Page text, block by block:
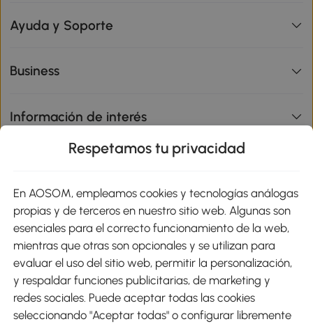
Ayuda y Soporte
Business
Información de interés
Métodos de Pago
Envíos
Respetamos tu privacidad
En AOSOM, empleamos cookies y tecnologías análogas
propias y de terceros en nuestro sitio web. Algunas son
esenciales para el correcto funcionamiento de la web,
mientras que otras son opcionales y se utilizan para
evaluar el uso del sitio web, permitir la personalización,
y respaldar funciones publicitarias, de marketing y
redes sociales. Puede aceptar todas las cookies
seleccionando "Aceptar todas" o configurar libremente